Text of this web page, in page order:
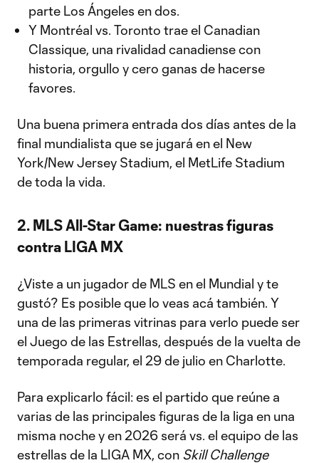
parte Los Ángeles en dos.
Y Montréal vs. Toronto trae el Canadian
Classique, una rivalidad canadiense con
historia, orgullo y cero ganas de hacerse
favores.
Una buena primera entrada dos días antes de la
final mundialista que se jugará en el New
York/New Jersey Stadium, el MetLife Stadium
de toda la vida.
2. MLS All-Star Game: nuestras figuras
contra LIGA MX
¿Viste a un jugador de MLS en el Mundial y te
gustó? Es posible que lo veas acá también. Y
una de las primeras vitrinas para verlo puede ser
el Juego de las Estrellas, después de la vuelta de
temporada regular, el 29 de julio en Charlotte.
Para explicarlo fácil: es el partido que reúne a
varias de las principales figuras de la liga en una
misma noche y en 2026 será vs. el equipo de las
estrellas de la LIGA MX, con Skill Challenge